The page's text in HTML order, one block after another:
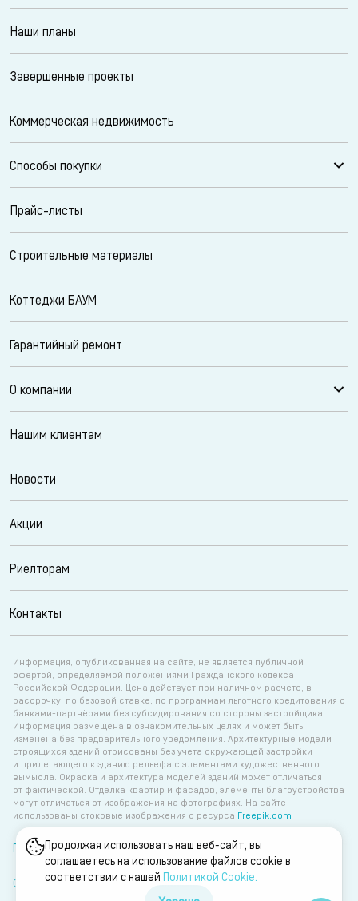
Продолжая использовать наш веб-сайт, вы
соглашаетесь на использование файлов cookie в
соответствии с нашей Политикой Сookie.
Наши планы
Завершенные проекты
Коммерческая недвижимость
Способы покупки
Прайс-листы
Строительные материалы
Коттеджи БАУМ
Гарантийный ремонт
О компании
Нашим клиентам
Новости
Акции
Риелторам
Контакты
Информация, опубликованная на сайте, не является публичной
офертой, определяемой положениями Гражданского кодекса
Российской Федерации. Цена действует при наличном расчете, в
рассрочку, по базовой ставке, по программам льготного кредитования с
банками-партнёрами без субсидирования со стороны застройщика.
Информация размещена в ознакомительных целях и может быть
изменена без предварительного уведомления. Архитектурные модели
строящихся зданий отрисованы без учета окружающей застройки
и прилегающего к зданию рельефа с элементами художественного
вымысла. Окраска и архитектура моделей зданий может отличаться
от фактической. Отделка квартир и фасадов, элементы благоустройства
могут отличаться от изображения на фотографиях. На сайте
использованы стоковые изображения с ресурса Freepik.com
Политика об обработке персональных данных
Согласие на обработку персональных данных